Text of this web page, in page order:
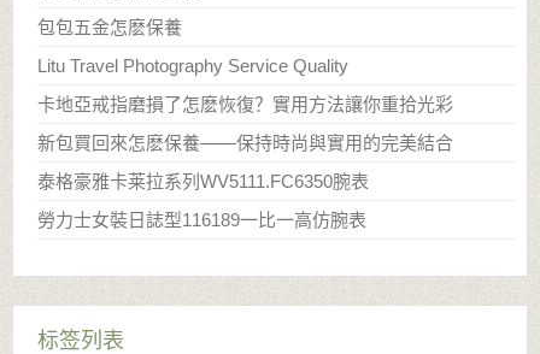
包包五金怎麽保養
Litu Travel Photography Service Quality
卡地亞戒指磨損了怎麽恢復？實用方法讓你重拾光彩
新包買回來怎麽保養——保持時尚與實用的完美結合
泰格豪雅卡莱拉系列WV5111.FC6350腕表
勞力士女裝日誌型116189一比一高仿腕表
标签列表